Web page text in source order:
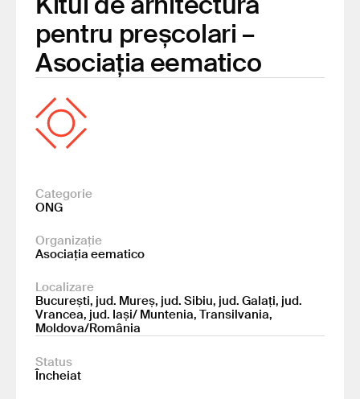
pentru preșcolari –
Asociația eematico
Categorie
ONG
Organizație
Asociația eematico
Localizare
București, jud. Mureș, jud. Sibiu, jud. Galați, jud.
Vrancea, jud. Iași/ Muntenia, Transilvania,
Moldova/România
Status
Încheiat